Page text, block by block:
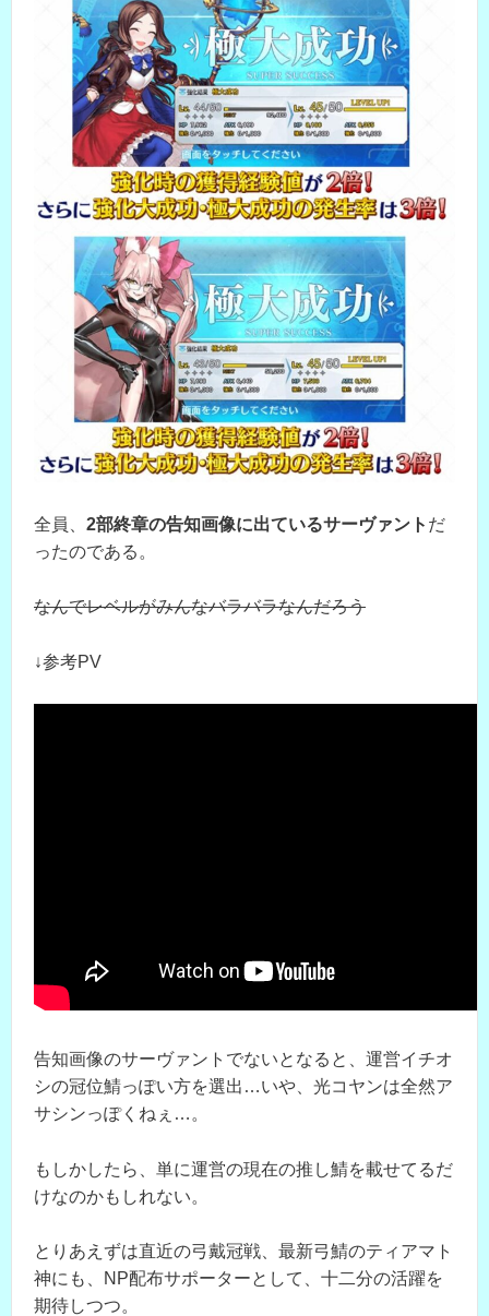
全員、 2部終章の告知画像に出ているサーヴァント だ
ったのである。
なんでレベルがみんなバラバラなんだろう
↓参考PV
告知画像のサーヴァントでないとなると、運営イチオ
シの冠位鯖っぽい方を選出…いや、光コヤンは全然ア
サシンっぽくねぇ…。
もしかしたら、単に運営の現在の推し鯖を載せてるだ
けなのかもしれない。
とりあえずは直近の弓戴冠戦、最新弓鯖のティアマト
神にも、NP配布サポーターとして、十二分の活躍を
期待しつつ。